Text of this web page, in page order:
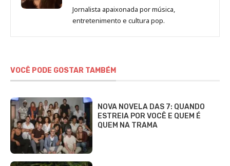
de
Marina
Jornalista apaixonada por música,
entretenimento e cultura pop.
VOCÊ PODE GOSTAR TAMBÉM
NOVA NOVELA DAS 7: QUANDO
ESTREIA POR VOCÊ E QUEM É
QUEM NA TRAMA